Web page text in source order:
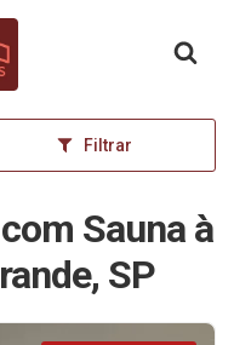
Filtrar
Sauna à
SP